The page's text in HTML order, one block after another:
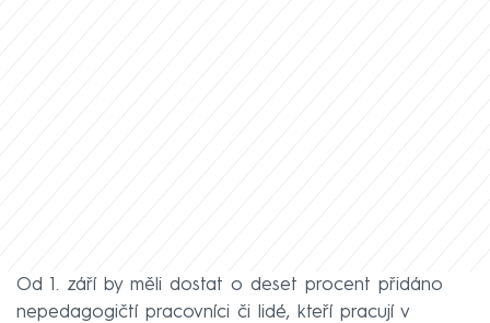
Od 1. září by měli dostat o deset procent přidáno
nepedagogičtí pracovníci či lidé, kteří pracují v